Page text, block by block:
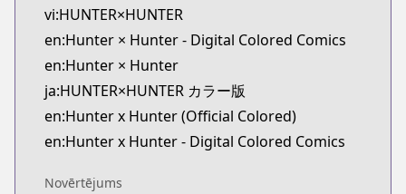
vi:HUNTER×HUNTER
en:Hunter × Hunter - Digital Colored Comics
en:Hunter × Hunter
ja:HUNTER×HUNTER カラー版
en:Hunter x Hunter (Official Colored)
en:Hunter x Hunter - Digital Colored Comics
Novērtējums